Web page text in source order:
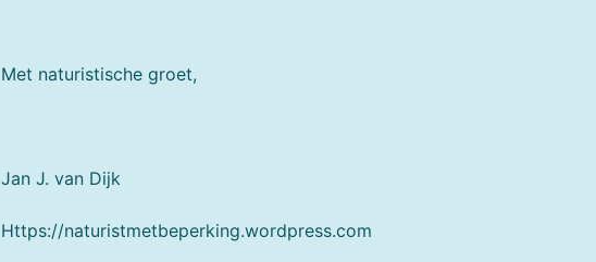
Met naturistische groet,
Jan J. van Dijk
Https://naturistmetbeperking.wordpress.com